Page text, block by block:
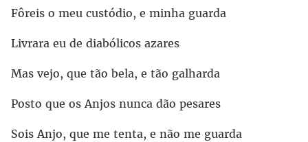
Fôreis o meu custódio, e minha guarda
Livrara eu de diabólicos azares
Mas vejo, que tão bela, e tão galharda
Posto que os Anjos nunca dão pesares
Sois Anjo, que me tenta, e não me guarda